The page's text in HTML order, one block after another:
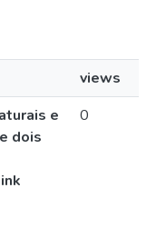
views
e
dois
0